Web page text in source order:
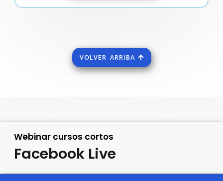
VOLVER ARRIBA
Webinar cursos cortos
Facebook Live